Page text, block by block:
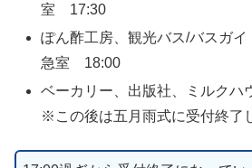
室 17:30
ぽん酢工房、観光バス/バスガ
急室 18:00
ベーカリー、出版社、ミルク
※この後は五月雨式に受付終了